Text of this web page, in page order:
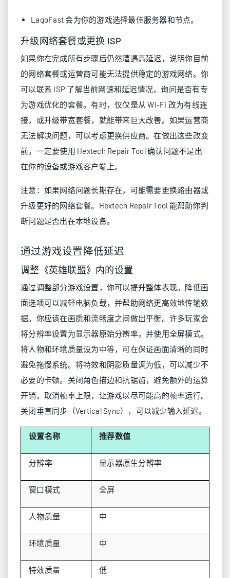
LagoFast 会为你的游戏选择最佳服务器和节点。
升级网络套餐或更换 ISP
如果你在完成所有步骤后仍然遭遇高延迟，说明你目前
的网络套餐或运营商可能无法提供稳定的游戏网络。你
可以联系 ISP 了解当前网速和延迟情况，询问是否有专
为游戏优化的套餐。有时，仅仅是从 Wi‑Fi 改为有线连
接，或升级带宽套餐，就能带来巨大改善。如果运营商
无法解决问题，可以考虑更换供应商。在做出这些改变
前，一定要使用 Hextech Repair Tool 确认问题不是出
在你的设备或游戏客户端上。
注意：如果网络问题长期存在，可能需要更换路由器或
升级更好的网络套餐。Hextech Repair Tool 能帮助你判
断问题是否出在本地设备。
通过游戏设置降低延迟
调整《英雄联盟》内的设置
通过调整部分游戏设置，你可以提升整体表现。降低画
面选项可以减轻电脑负载，并帮助网络更高效地传输数
据。你应该在画质和流畅度之间做出平衡。许多玩家会
将分辨率设置为显示器原始分辨率，并使用全屏模式。
将人物和环境质量设为中等，可在保证画面清晰的同时
避免拖慢系统。将特效和阴影质量调为低，可以减少不
必要的卡顿。关闭角色描边和抗锯齿，避免额外的运算
开销。取消帧率上限，让游戏以尽可能高的帧率运行。
关闭垂直同步（Vertical Sync），可以减少输入延迟。
设置名称 推荐数值
分辨率 显示器原生分辨率
窗口模式 全屏
人物质量 中
环境质量 中
特效质量 低